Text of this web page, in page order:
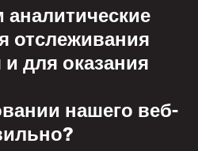
взаимного
отслеживания
для оказания
нашего веб-